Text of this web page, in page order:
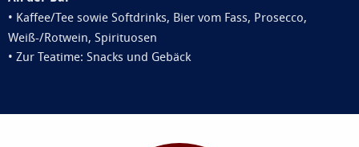
• Kaffee/Tee sowie Softdrinks, Bier vom Fass, Prosecco,
Weiß-/Rotwein, Spirituosen
• Zur Teatime: Snacks und Gebäck